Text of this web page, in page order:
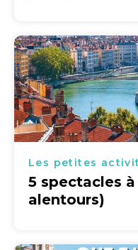
Les petites
5 spectacles
alentours)